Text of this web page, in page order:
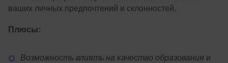
ваших личных предпочтений и склонностей.
Плюсы:
Возможность влиять на качество образования и